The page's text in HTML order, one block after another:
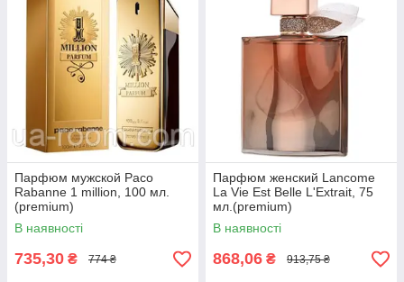
Парфюм мужской Paco
Rabanne 1 million, 100 мл.
(premium)
В наявності
735,30 ₴ 774 ₴
Парфюм женский Lancome
La Vie Est Belle L'Extrait, 75
мл.(premium)
В наявності
868,06 ₴ 913,75 ₴